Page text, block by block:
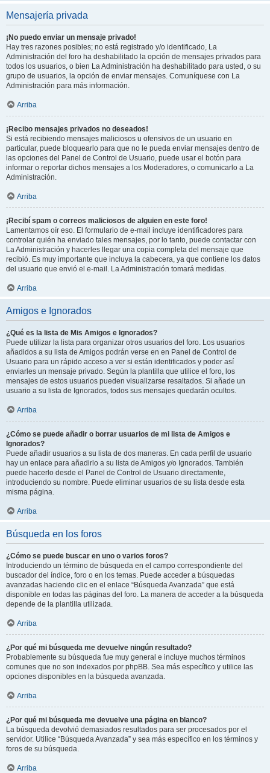
Mensajería privada
¡No puedo enviar un mensaje privado!
Hay tres razones posibles; no está registrado y/o identificado, La
Administración del foro ha deshabilitado la opción de mensajes privados para
todos los usuarios, o bien La Administración ha deshabilitado para usted, o su
grupo de usuarios, la opción de enviar mensajes. Comuníquese con La
Administración para más información.
Arriba
¡Recibo mensajes privados no deseados!
Si está recibiendo mensajes maliciosos u ofensivos de un usuario en
particular, puede bloquearlo para que no le pueda enviar mensajes dentro de
las opciones del Panel de Control de Usuario, puede usar el botón para
informar o reportar dichos mensajes a los Moderadores, o comunicarlo a La
Administración.
Arriba
¡Recibí spam o correos maliciosos de alguien en este foro!
Lamentamos oír eso. El formulario de e-mail incluye identificadores para
controlar quién ha enviado tales mensajes, por lo tanto, puede contactar con
La Administración y hacerles llegar una copia completa del mensaje que
recibió. Es muy importante que incluya la cabecera, ya que contiene los datos
del usuario que envió el e-mail. La Administración tomará medidas.
Arriba
Amigos e Ignorados
¿Qué es la lista de Mis Amigos e Ignorados?
Puede utilizar la lista para organizar otros usuarios del foro. Los usuarios
añadidos a su lista de Amigos podrán verse en en Panel de Control de
Usuario para un rápido acceso a ver si están identificados y poder así
enviarles un mensaje privado. Según la plantilla que utilice el foro, los
mensajes de estos usuarios pueden visualizarse resaltados. Si añade un
usuario a su lista de Ignorados, todos sus mensajes quedarán ocultos.
Arriba
¿Cómo se puede añadir o borrar usuarios de mi lista de Amigos e
Ignorados?
Puede añadir usuarios a su lista de dos maneras. En cada perfil de usuario
hay un enlace para añadirlo a su lista de Amigos y/o Ignorados. También
puede hacerlo desde el Panel de Control de Usuario directamente,
introduciendo su nombre. Puede eliminar usuarios de su lista desde esta
misma página.
Arriba
Búsqueda en los foros
¿Cómo se puede buscar en uno o varios foros?
Introduciendo un término de búsqueda en el campo correspondiente del
buscador del índice, foro o en los temas. Puede acceder a búsquedas
avanzadas haciendo clic en el enlace “Búsqueda Avanzada” que está
disponible en todas las páginas del foro. La manera de acceder a la búsqueda
depende de la plantilla utilizada.
Arriba
¿Por qué mi búsqueda me devuelve ningún resultado?
Probablemente su búsqueda fue muy general e incluye muchos términos
comunes que no son indexados por phpBB. Sea más específico y utilice las
opciones disponibles en la búsqueda avanzada.
Arriba
¿Por qué mi búsqueda me devuelve una página en blanco?
La búsqueda devolvió demasiados resultados para ser procesados por el
servidor. Utilice “Búsqueda Avanzada” y sea más específico en los términos y
foros de su búsqueda.
Arriba